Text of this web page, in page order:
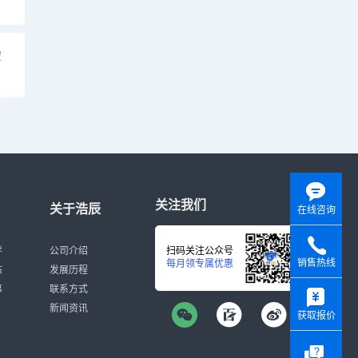
关于浩辰
公司介绍
发展历程
联系方式
新闻资讯
关注我们
扫码关注公众号
每月领专属优惠
在线咨询
销售热线
获取报价